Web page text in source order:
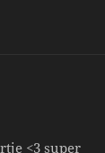
<3 super